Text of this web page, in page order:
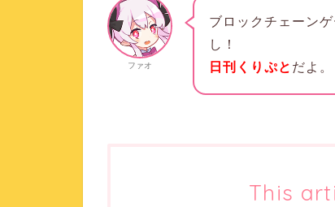
ファオ
ブロックチェーン
し！
日刊くりぷと だよ。
This